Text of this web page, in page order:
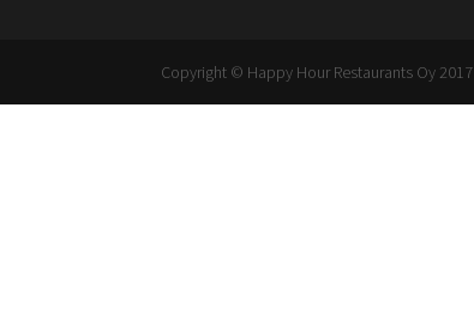
Copyright © Happy Hour Restaurants Oy 2017